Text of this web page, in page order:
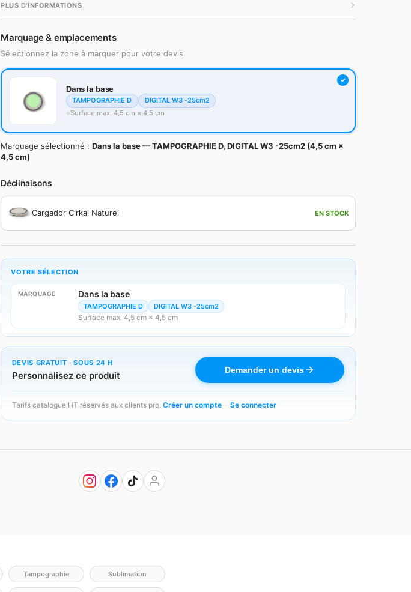
PLUS D'INFORMATIONS
Marquage & emplacements
Sélectionnez la zone à marquer pour votre devis.
Dans la base
TAMPOGRAPHIE D
DIGITAL W3 -25cm2
Surface max. 4,5 cm × 4,5 cm
Marquage sélectionné :Dans la base — TAMPOGRAPHIE D, DIGITAL W3 -25cm2 (4,5 cm ×
4,5 cm)
Déclinaisons
Cargador Cirkal Naturel EN STOCK
VOTRE SÉLECTION
MARQUAGE Dans la base
TAMPOGRAPHIE D DIGITAL W3 -25cm2
Surface max. 4,5 cm × 4,5 cm
DEVIS GRATUIT · SOUS 24 H
Personnalisez ce produit Demander un devis
Tarifs catalogue HT réservés aux clients pro. Créer un compte · Se connecter
Tampographie Sublimation